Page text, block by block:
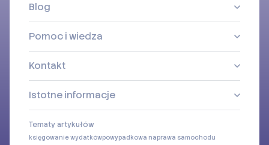
Blog
Pomoc i wiedza
Kontakt
Istotne informacje
Tematy artykułów
księgowanie wydatkówpowypadkowa naprawa samochodu